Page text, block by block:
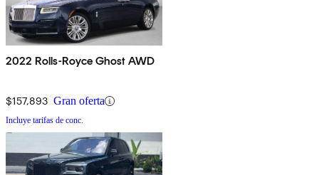
2022 Rolls-Royce Ghost AWD
$157,893 Gran oferta
Incluye tarifas de conc.